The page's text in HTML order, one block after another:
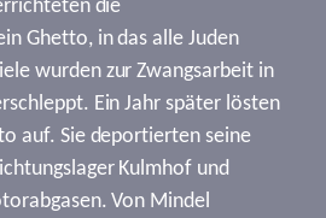
die
Ghetto, in das alle Juden
wurden zur Zwangsarbeit in
Ein Jahr später lösten
auf. Sie deportierten seine
Kulmhof und
Von Mindel